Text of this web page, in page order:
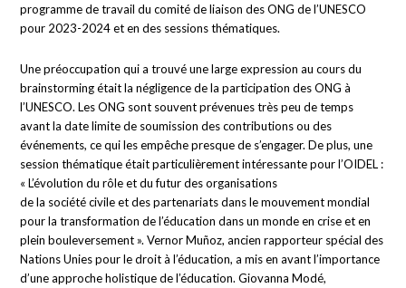
programme de travail du comité de liaison des ONG de l’UNESCO
pour 2023-2024 et en des sessions thématiques.
Une préoccupation qui a trouvé une large expression au cours du
brainstorming était la négligence de la participation des ONG à
l’UNESCO. Les ONG sont souvent prévenues très peu de temps
avant la date limite de soumission des contributions ou des
événements, ce qui les empêche presque de s’engager. De plus, une
session thématique était particulièrement intéressante pour l’OIDEL :
« L’évolution du rôle et du futur des organisations
de la société civile et des partenariats dans le mouvement mondial
pour la transformation de l’éducation dans un monde en crise et en
plein bouleversement ». Vernor Muñoz, ancien rapporteur spécial des
Nations Unies pour le droit à l’éducation, a mis en avant l’importance
d’une approche holistique de l’éducation. Giovanna Modé,